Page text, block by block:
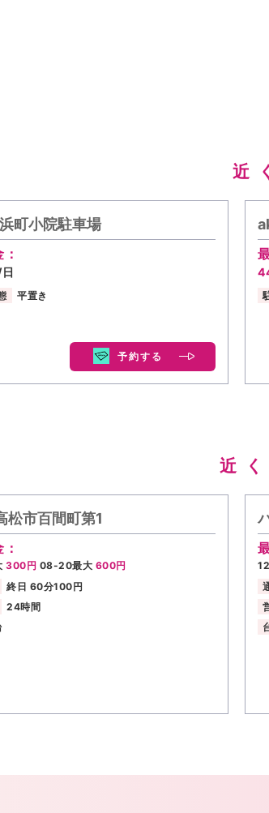
近
町小院駐車場
平置き
予約する
近
松市百間町第1
300円 08-20最大 600円
終日 60分100円
24時間